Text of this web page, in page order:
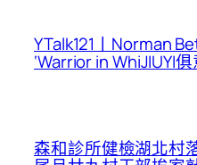
YTalk121丨Norman
‘Warrior in WhiJIUYI
森和診所健檢湖北村